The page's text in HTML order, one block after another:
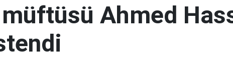
Ahmed